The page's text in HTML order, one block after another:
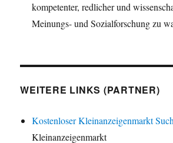
kompetenter, redlicher und
Meinungs- und Sozialforschung zu
WEITERE LINKS (PARTNER)
Kostenloser Kleinanzeigenmarkt
Kleinanzeigenmarkt